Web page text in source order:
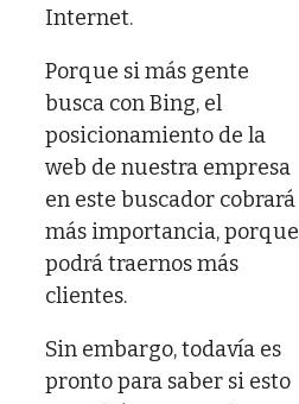
Internet.
Porque si más gente
busca con Bing, el
posicionamiento de la
web de nuestra empresa
en este buscador cobrará
más importancia, porque
podrá traernos más
clientes.
Sin embargo, todavía es
pronto para saber si esto